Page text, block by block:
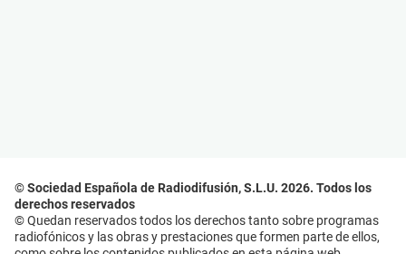
© Sociedad Española de Radiodifusión, S.L.U. 2026. Todos los
derechos reservados
© Quedan reservados todos los derechos tanto sobre programas
radiofónicos y las obras y prestaciones que formen parte de ellos,